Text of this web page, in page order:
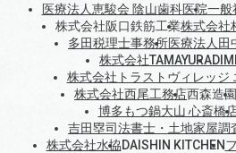
医療法人恵駿会 陰山歯科医院一般
株式会社阪口鉄筋工業株式会社
多田税理士事務所医療法人田
株式会社TAMAYURA
株式会社トラストヴィレッジ
株式会社西尾工務店西森造園
博多もつ鍋大山 心斎橋
吉田塁司法書士・土地家屋調
株式会社水協DAISHIN KITCHEN